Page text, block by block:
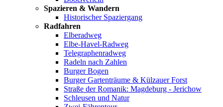
Spazieren & Wandern
Historischer Spaziergang
Radfahren
Elberadweg
Elbe-Havel-Radweg
Telegraphenradweg
Radeln nach Zahlen
Burger Bogen
Burger Gartenträume & Külzauer Forst
Straße der Romanik: Magdeburg - Jerichow
Schleusen und Natur